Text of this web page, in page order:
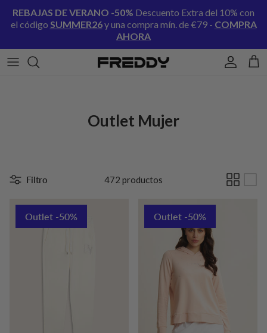
REBAJAS DE VERANO -50% Descuento Extra del 10% con
el código SUMMER26y una compra mín. de €79 - COMPRA
AHORA
Cuenta
Outlet Mujer
Filtro 472 productos
Outlet -50% Outlet -50%